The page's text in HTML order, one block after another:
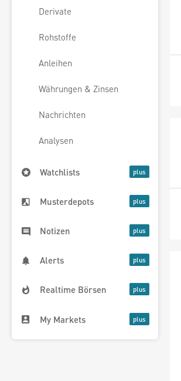
Derivate
Rohstoffe
Anleihen
Währungen & Zinsen
Nachrichten
Analysen
Watchlists
Musterdepots
Notizen
Alerts
Realtime Börsen
My Markets